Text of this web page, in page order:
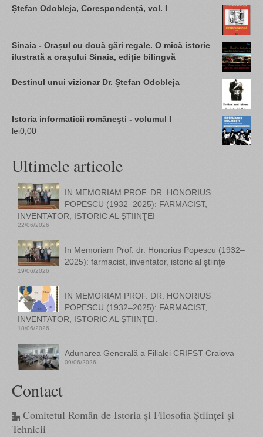
Ștefan Odobleja, Corespondență, vol. I
Sinaia - Orașul cu două gări regale. O mică istorie
ilustrată a orașului Sinaia, ediție bilingvă
Destinul unui vizionar Dr. Ștefan Odobleja
Istoria informaticii româneşti - volumul I
lei0,00
Ultimele articole
IN MEMORIAM PROF. DR. HONORIUS
POPESCU (1932–2025): FARMACIST,
INVENTATOR, ISTORIC AL ŞTIINŢEI
22/06/2026
In Memoriam Prof. dr. Honorius Popescu (1932–
2025): farmacist, inventator, istoric al ştiinţe
19/06/2026
IN MEMORIAM PROF. DR. HONORIUS
POPESCU (1932–2025): FARMACIST,
INVENTATOR, ISTORIC AL ŞTIINŢEI.
18/06/2026
Adunarea Generală a Filialei CRIFST Craiova
09/06/2026
Contact
Comitetul Român de Istoria și Filosofia Științei și
Tehnicii